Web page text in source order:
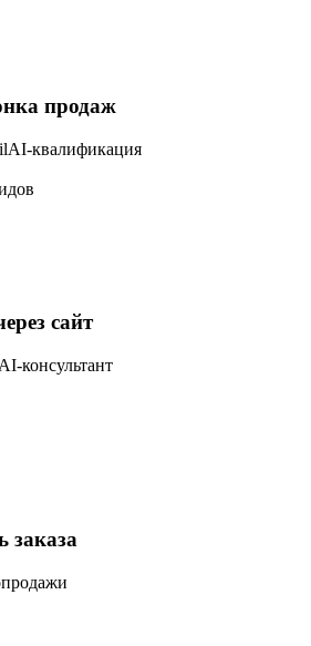
продаж
AI‑квалификация
сайт
AI‑консультант
заказа